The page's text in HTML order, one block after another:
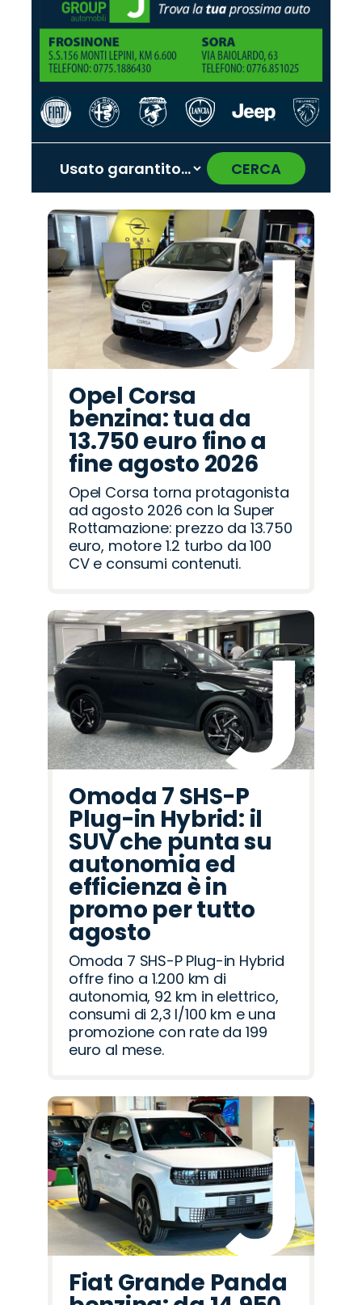
CERCA
Promo
Citroën
Promo
Jaecoo
Promo
Land
Rover
Promo
Jeep
Promo
Omoda
Promo
Opel
Promo
Fiat
Promo
Seat
Promo
Lancia
Promo
Abarth
Promo
Peugeot
Promo
Alfa
Romeo
Promo
Cupra
Promo
Mazda
Promo
Hyundai
‹ ›
Opel Corsa
benzina: tua da
13.750 euro fino a
fine agosto 2026
Opel Corsa torna protagonista
ad agosto 2026 con la Super
Rottamazione: prezzo da 13.750
euro, motore 1.2 turbo da 100
CV e consumi contenuti.
Omoda 7 SHS-P
Plug-in Hybrid: il
SUV che punta su
autonomia ed
efficienza è in
promo per tutto
agosto
Omoda 7 SHS-P Plug-in Hybrid
offre fino a 1.200 km di
autonomia, 92 km in elettrico,
consumi di 2,3 l/100 km e una
promozione con rate da 199
euro al mese.
Fiat Grande Panda